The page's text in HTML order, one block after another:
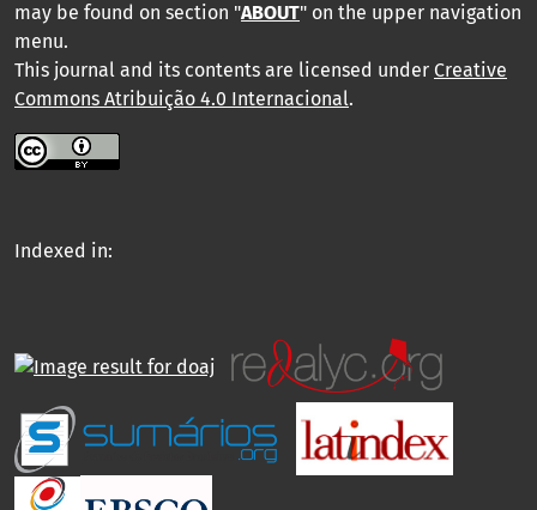
may be found on section "ABOUT" on the upper navigation
menu.
This journal and its contents are licensed under Creative
Commons Atribuição 4.0 Internacional.
Indexed in: